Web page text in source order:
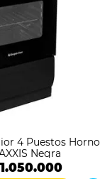
4 Puestos Horno
Negra